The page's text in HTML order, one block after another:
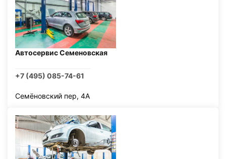
Автосервис Семеновская
+7 (495) 085-74-61
Семёновский пер, 4А